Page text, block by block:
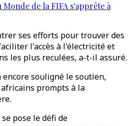
de la FIFA s'apprête à
ses efforts pour trouver des
l'accès à l'électricité et
les plus reculées, a-t-il assuré.
souligné le soutien,
prompts à la
pose le défi de